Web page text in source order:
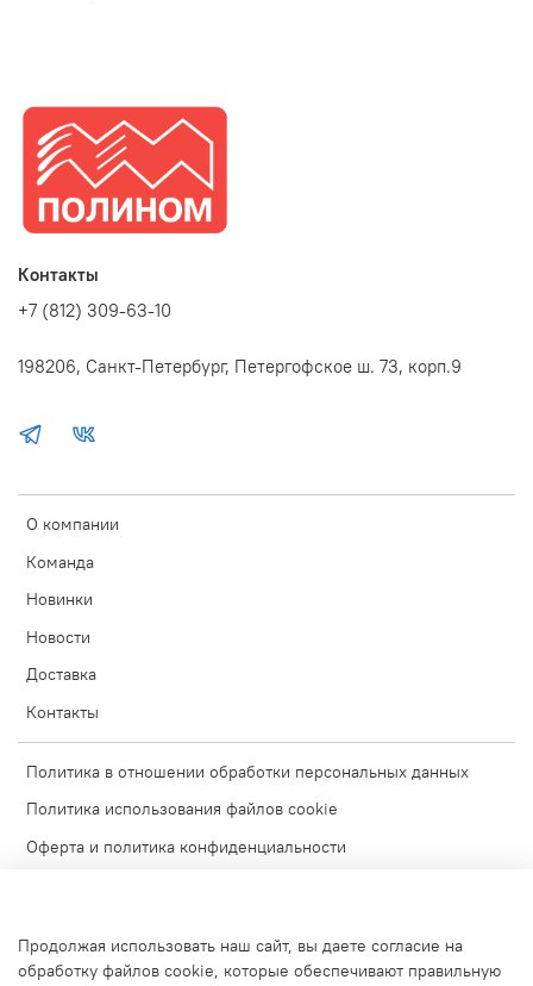
О компании
Команда
Новинки
Новости
Доставка
Контакты
Политика в отношении обработки персональных данных
Политика использования файлов cookie
Оферта и политика конфиденциальности
Блог
Контакты
+7 (812) 309-63-10
198206, Санкт-Петербург, Петергофское ш. 73, корп.9
Продолжая использовать наш сайт, вы даете согласие на
обработку файлов cookie, которые обеспечивают правильную